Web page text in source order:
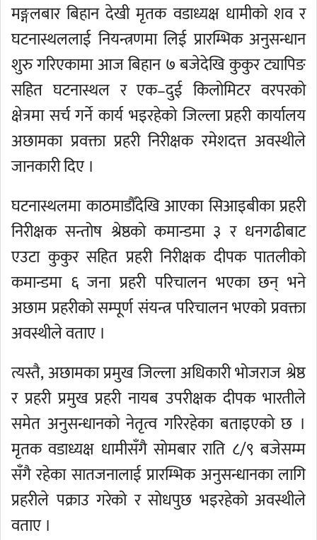
मङ्गलबार बिहान देखी मृतक वडाध्यक्ष धामीको शव र
घटनास्थललाई नियन्त्रणमा लिई प्रारम्भिक अनुसन्धान
शुरु गरिएकामा आज बिहान ७ बजेदेखि कुकुर ट्यापिङ
सहित घटनास्थल र एक–दुई किलोमिटर वरपरको
क्षेत्रमा सर्च गर्ने कार्य भइरहेको जिल्ला प्रहरी कार्यालय
अछामका प्रवक्ता प्रहरी निरीक्षक रमेशदत्त अवस्थीले
जानकारी दिए ।
घटनास्थलमा काठमाडौँदेखि आएका सिआइबीका प्रहरी
निरीक्षक सन्तोष श्रेष्ठको कमान्डमा ३ र धनगढीबाट
एउटा कुकुर सहित प्रहरी निरीक्षक दीपक पातलीको
कमान्डमा ६ जना प्रहरी परिचालन भएका छन् भने
अछाम प्रहरीको सम्पूर्ण संयन्त्र परिचालन भएको प्रवक्ता
अवस्थीले वताए ।
त्यस्तै, अछामका प्रमुख जिल्ला अधिकारी भोजराज श्रेष्ठ
र प्रहरी प्रमुख प्रहरी नायब उपरीक्षक दीपक भारतीले
समेत अनुसन्धानको नेतृत्व गरिरहेका बताइएको छ ।
मृतक वडाध्यक्ष धामीसँगै सोमबार राति ८/९ बजेसम्म
सँगै रहेका सातजनालाई प्रारम्भिक अनुसन्धानका लागि
प्रहरीले पक्राउ गरेको र सोधपुछ भइरहेको अवस्थीले
वताए ।